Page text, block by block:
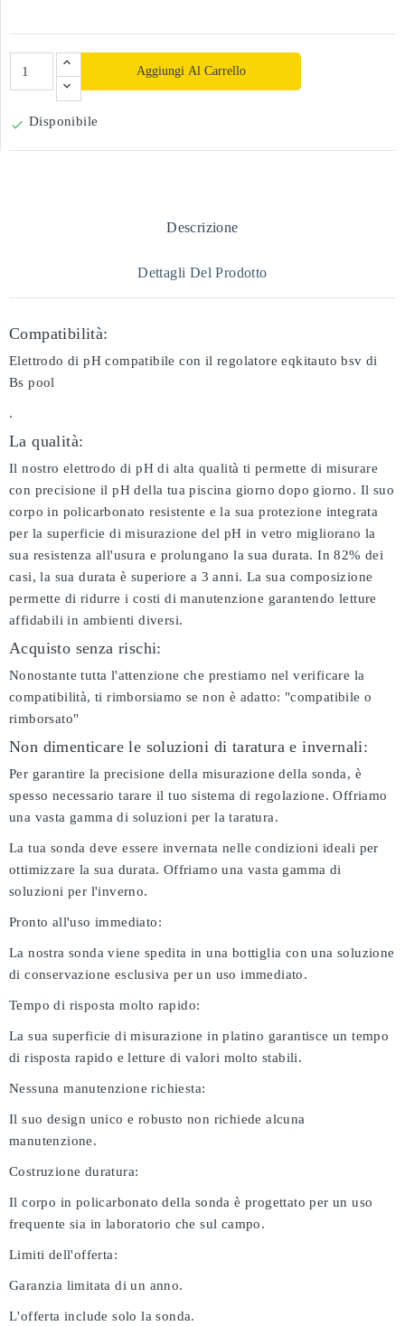
Aggiungi Al Carrello
 Disponibile
Descrizione
Dettagli Del Prodotto
Compatibilità:
Elettrodo di pH compatibile con il regolatore eqkitauto bsv di
Bs pool
.
La qualità:
Il nostro elettrodo di pH di alta qualità ti permette di misurare
con precisione il pH della tua piscina giorno dopo giorno. Il suo
corpo in policarbonato resistente e la sua protezione integrata
per la superficie di misurazione del pH in vetro migliorano la
sua resistenza all'usura e prolungano la sua durata. In 82% dei
casi, la sua durata è superiore a 3 anni. La sua composizione
permette di ridurre i costi di manutenzione garantendo letture
affidabili in ambienti diversi.
Acquisto senza rischi:
Nonostante tutta l'attenzione che prestiamo nel verificare la
compatibilità, ti rimborsiamo se non è adatto: "compatibile o
rimborsato"
Non dimenticare le soluzioni di taratura e invernali:
Per garantire la precisione della misurazione della sonda, è
spesso necessario tarare il tuo sistema di regolazione. Offriamo
una vasta gamma di soluzioni per la taratura.
La tua sonda deve essere invernata nelle condizioni ideali per
ottimizzare la sua durata. Offriamo una vasta gamma di
soluzioni per l'inverno.
Pronto all'uso immediato:
La nostra sonda viene spedita in una bottiglia con una soluzione
di conservazione esclusiva per un uso immediato.
Tempo di risposta molto rapido:
La sua superficie di misurazione in platino garantisce un tempo
di risposta rapido e letture di valori molto stabili.
Nessuna manutenzione richiesta:
Il suo design unico e robusto non richiede alcuna
manutenzione.
Costruzione duratura:
Il corpo in policarbonato della sonda è progettato per un uso
frequente sia in laboratorio che sul campo.
Limiti dell'offerta:
Garanzia limitata di un anno.
L'offerta include solo la sonda.